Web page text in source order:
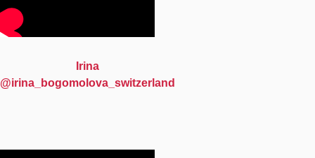
Irina
@irina_bogomolova_switzerland